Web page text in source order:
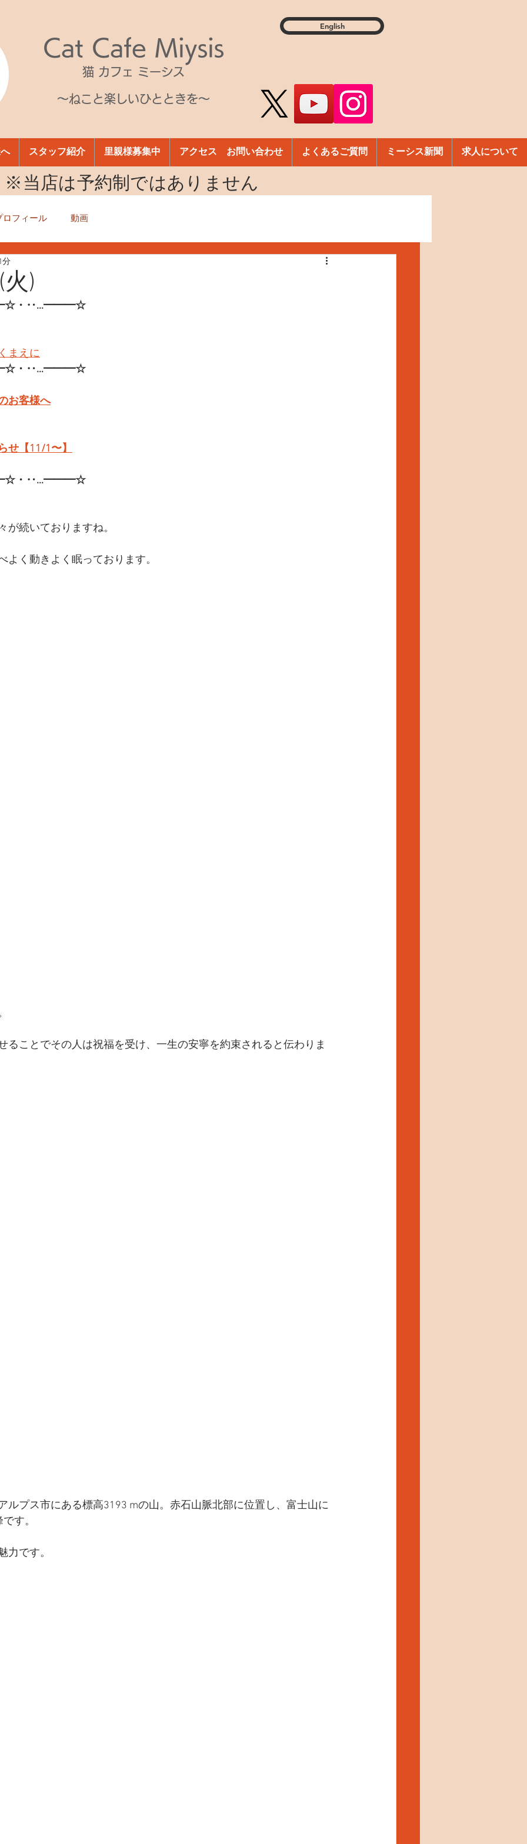
Cat Cafe Miysis
猫 カフェ ミーシス
～ねこと楽しいひとときを～
English
スタッフ紹介 里親様募集中 アクセス お問い合わせ よくあるご質問 ミーシス新聞 求人について
​※当店は予約制ではありません
ロフィール 動画
)
分
・‥…━━━☆
まえに
・‥…━━━☆
お客様へ
せ【11/1〜】
・‥…━━━☆
が続いておりますね。
よく動きよく眠っております。
ることでその人は祝福を受け、一生の安寧を約束されると伝わりま
ルプス市にある標高3193 mの山。赤石山脈北部に位置し、富士山に
す。
力です。